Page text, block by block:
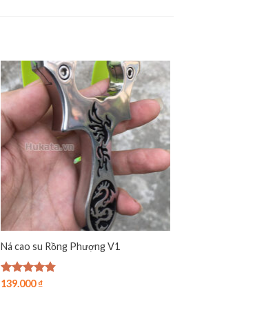
Ná cao su Rồng Phượng V1
Được xếp
139.000₫